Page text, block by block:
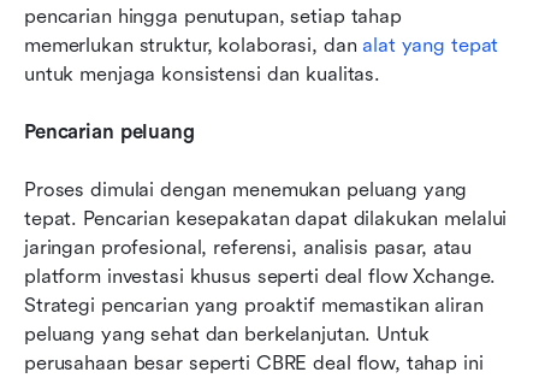
pencarian hingga penutupan, setiap tahap
memerlukan struktur, kolaborasi, dan alat yang tepat
untuk menjaga konsistensi dan kualitas.
Pencarian peluang
Proses dimulai dengan menemukan peluang yang
tepat. Pencarian kesepakatan dapat dilakukan melalui
jaringan profesional, referensi, analisis pasar, atau
platform investasi khusus seperti deal flow Xchange.
Strategi pencarian yang proaktif memastikan aliran
peluang yang sehat dan berkelanjutan. Untuk
perusahaan besar seperti CBRE deal flow, tahap ini